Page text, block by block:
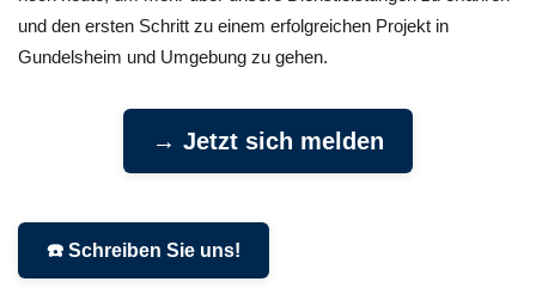
und den ersten Schritt zu einem erfolgreichen Projekt in
Gundelsheim und Umgebung zu gehen.
→ Jetzt sich melden
☎️ Schreiben Sie uns!